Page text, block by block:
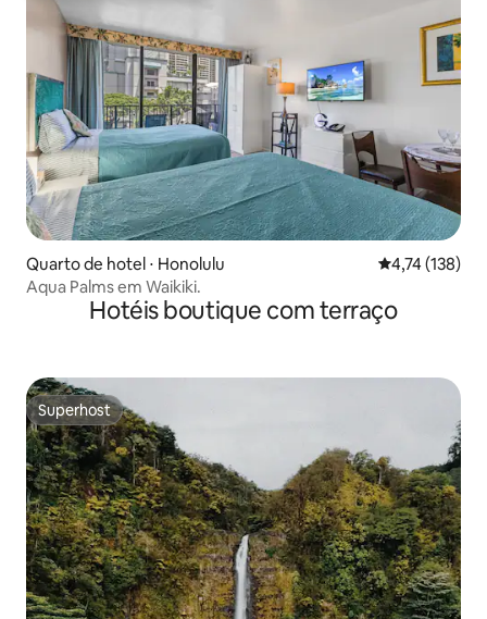
Quarto de hotel ⋅ Honolulu 4,74 de uma
4,74 (138)
Aqua Palms em Waikiki.
Hotéis boutique com terraço
Superhost
Superhost